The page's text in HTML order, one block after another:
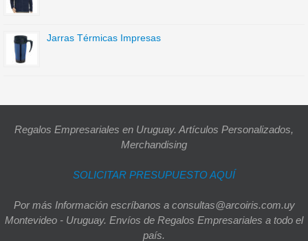
Jarras Térmicas Impresas
Regalos Empresariales en Uruguay. Artículos Personalizados,
Merchandising
SOLICITAR PRESUPUESTO AQUÍ
Por más Información escríbanos a consultas@arcoiris.com.uy
Montevideo - Uruguay. Envíos de Regalos Empresariales a todo el
país.